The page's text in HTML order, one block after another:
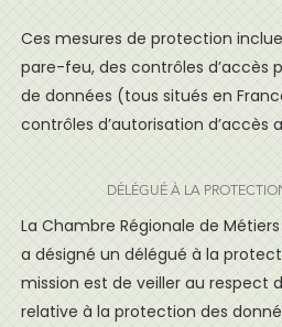
Ces mesures de protection
pare-feu, des contrôles d’accès
de données (tous situés en
contrôles d’autorisation d’accès
DÉLÉGUÉ À LA
La Chambre Régionale de
a désigné un délégué à la
mission est de veiller au respect
relative à la protection des